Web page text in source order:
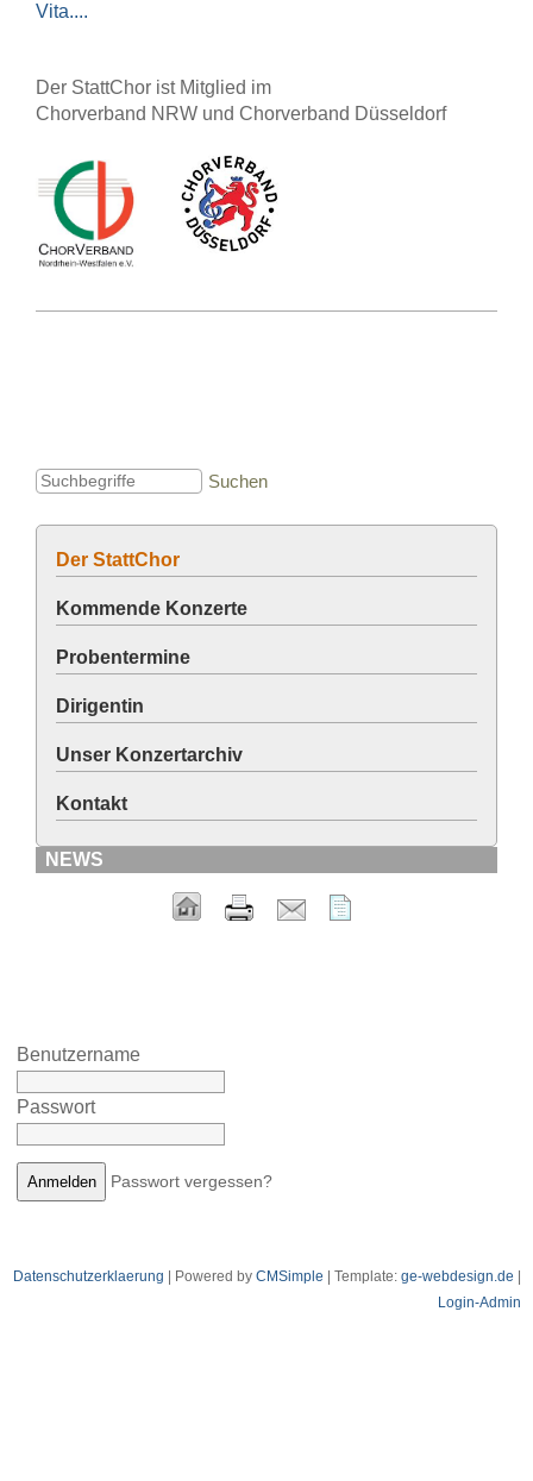
Vita....
Der StattChor ist Mitglied im
Chorverband NRW und Chorverband Düsseldorf
Der StattChor
Kommende Konzerte
Probentermine
Dirigentin
Unser Konzertarchiv
Kontakt
NEWS
Benutzername
Passwort
Anmelden Passwort vergessen?
Datenschutzerklaerung | Powered by CMSimple | Template: ge-webdesign.de |
Login-Admin